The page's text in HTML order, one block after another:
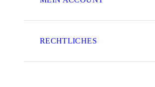
RECHTLICHES